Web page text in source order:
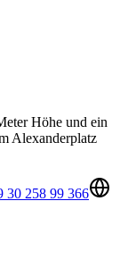
Höhe und ein
Alexanderplatz
30 258 99 366